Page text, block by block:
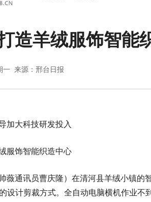
造羊绒服饰智能
一 来源：邢台日报
加大科技研发投入
服饰智能织造中心
薇通讯员曹庆隆）在清河县羊绒小镇的
设计剪裁方式。全自动电脑横机作业不